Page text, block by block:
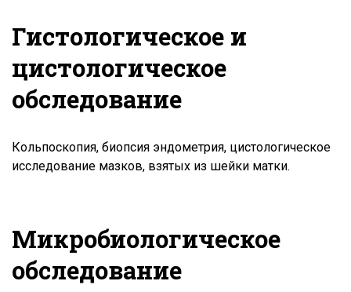
Гистологическое и
цистологическое
обследование
Кольпоскопия, биопсия эндометрия, цистологическое
исследование мазков, взятых из шейки матки.
Микробиологическое
обследование